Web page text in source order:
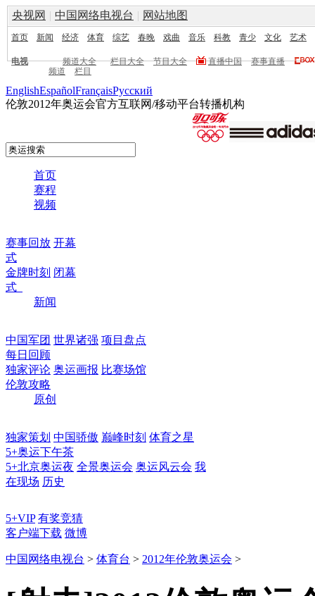
央视网 | 中国网络电视台 | 网站地图
首页 新闻 经济 体育 综艺 春晚 戏曲 音乐 科教 青少 文化 艺术
电视 频道大全 栏目大全 节目大全 直播中国
赛事直播
频道
栏目
EnglishEspañolFrançaisPусский
伦敦2012年奥运会官方互联网/移动平台转播机构
首页
赛程
视频
赛事回放 开幕
式
金牌时刻 闭幕
式
新闻
中国军团 世界诸强 项目盘点
每日回顾
独家评论 奥运画报 比赛场馆
伦敦攻略
原创
独家策划 中国骄傲 巅峰时刻 体育之星
5+奥运下午茶
5+北京奥运夜 全景奥运会 奥运风云会 我
在现场 历史
5+VIP 有奖竞猜
客户端下载 微博
中国网络电视台 > 体育台 > 2012年伦敦奥运会 >